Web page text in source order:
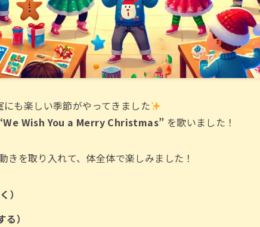
も楽しい季節がやってきました
Wish You a Merry Christmas” を歌いました！
きを取り入れて、体全体で楽しみました！
）
）